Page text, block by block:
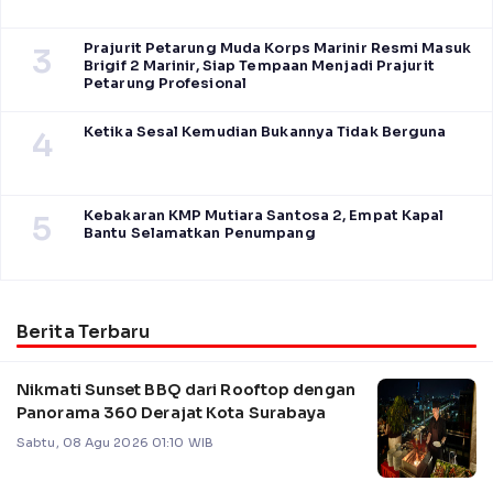
3
Prajurit Petarung Muda Korps Marinir Resmi Masuk
Brigif 2 Marinir, Siap Tempaan Menjadi Prajurit
Petarung Profesional
4 Ketika Sesal Kemudian Bukannya Tidak Berguna
5
Kebakaran KMP Mutiara Santosa 2, Empat Kapal
Bantu Selamatkan Penumpang
Berita Terbaru
Nikmati Sunset BBQ dari Rooftop dengan
Panorama 360 Derajat Kota Surabaya
Sabtu, 08 Agu 2026 01:10 WIB